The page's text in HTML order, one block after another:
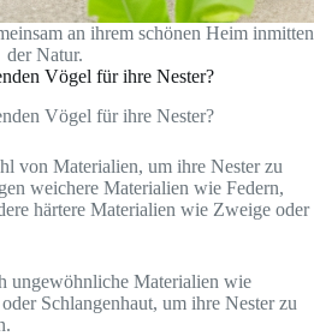
an ihrem schönen Heim inmitten
der Natur.
Vögel für ihre Nester?
Vögel für ihre Nester?
von Materialien, um ihre Nester zu
weichere Materialien wie Federn,
härtere Materialien wie Zweige oder
ungewöhnliche Materialien wie
Schlangenhaut, um ihre Nester zu